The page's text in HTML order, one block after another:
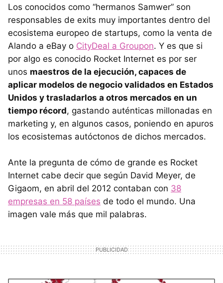
Los conocidos como “hermanos Samwer” son
responsables de exits muy importantes dentro del
ecosistema europeo de startups, como la venta de
Alando a eBay o CityDeal a Groupon. Y es que si
por algo es conocido Rocket Internet es por ser
unos maestros de la ejecución, capaces de
aplicar modelos de negocio validados en Estados
Unidos y trasladarlos a otros mercados en un
tiempo récord, gastando auténticas millonadas en
marketing y, en algunos casos, poniendo en apuros
los ecosistemas autóctonos de dichos mercados.
Ante la pregunta de cómo de grande es Rocket
Internet cabe decir que según David Meyer, de
Gigaom, en abril del 2012 contaban con 38
empresas en 58 países de todo el mundo. Una
imagen vale más que mil palabras.